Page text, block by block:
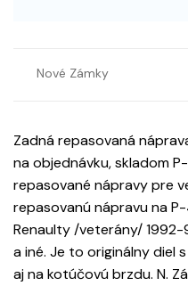
Nové Zámky
Zadná repasovaná
na objednávku, skladom
repasované nápravy pre
repasovanú nápravu na
Renaulty /veterány/ 1992-
a iné. Je to originálny diel
aj na kotúčovú brzdu. N.